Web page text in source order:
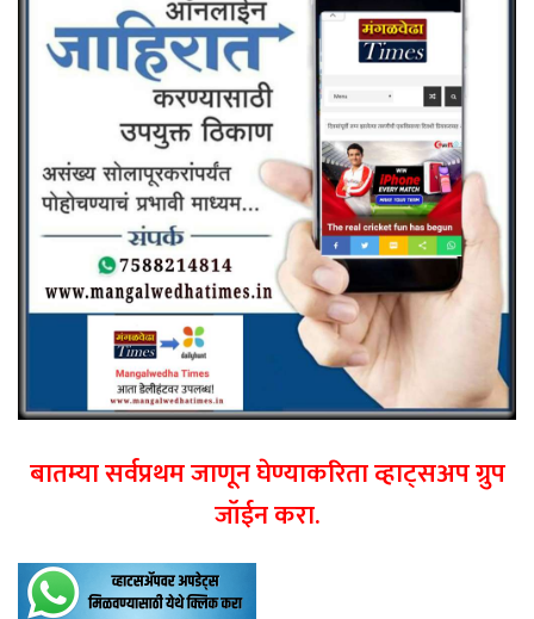
बातम्या सर्वप्रथम जाणून घेण्याकरिता व्हाट्सअप ग्रुप
जॉईन करा.